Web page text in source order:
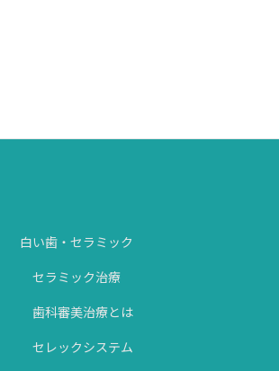
白い歯・セラミック
セラミック治療
歯科審美治療とは
セレックシステム